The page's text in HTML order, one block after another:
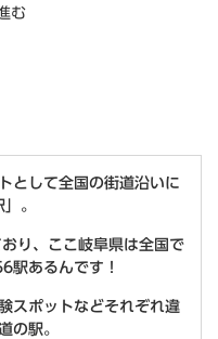
む
として全国の街道沿いに
。
り、ここ岐阜県は全国で
駅あるんです！
スポットなどそれぞれ違
の駅。